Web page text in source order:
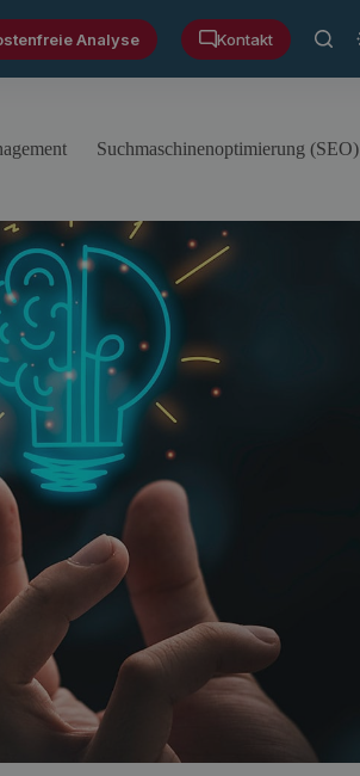
Analyse Kontakt
Suchmaschinenoptimierung (SEO)